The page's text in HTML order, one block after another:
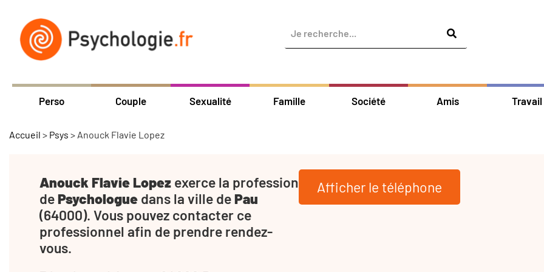
Perso Couple Sexualité Famille Société Amis Travail
Accueil > Psys > Anouck Flavie Lopez
Anouck Flavie Lopez exerce la profession
dePsychologue dans la ville dePau
(64000). Vous pouvez contacter ce
professionnel afin de prendre rendez-
vous.
Afficher le téléphone